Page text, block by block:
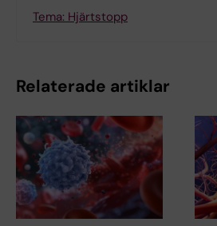
Tema: Hjärtstopp
Relaterade artiklar